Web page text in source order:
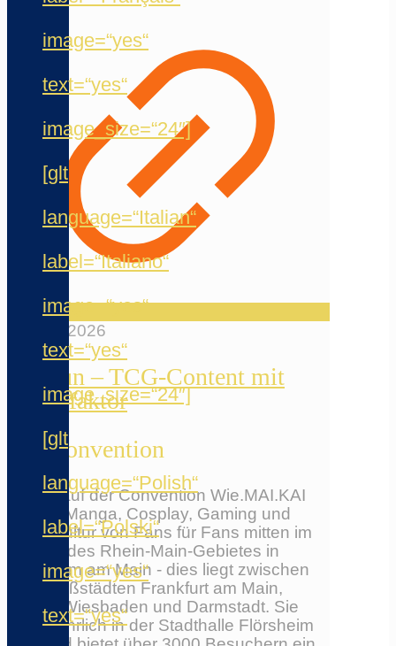
image=“yes“
text=“yes“
image_size=“24″]
[glt
language=“Italian“
label=“Italiano“
image=“yes“
text=“yes“
image_size=“24″]
[glt
language=“Polish“
label=“Polski“
image=“yes“
text=“yes“
12. Mai 2026
Reelfun – TCG-Content mit
Chaosfaktor
Die Convention
Erlebe auf der Convention Wie.MAI.KAI
Anime, Manga, Cosplay, Gaming und
Japankultur von Fans für Fans mitten im
Herzen des Rhein-Main-Gebietes in
Flörsheim am Main - dies liegt zwischen
den Großstädten Frankfurt am Main,
Mainz, Wiesbaden und Darmstadt. Sie
findet jährlich in der Stadthalle Flörsheim